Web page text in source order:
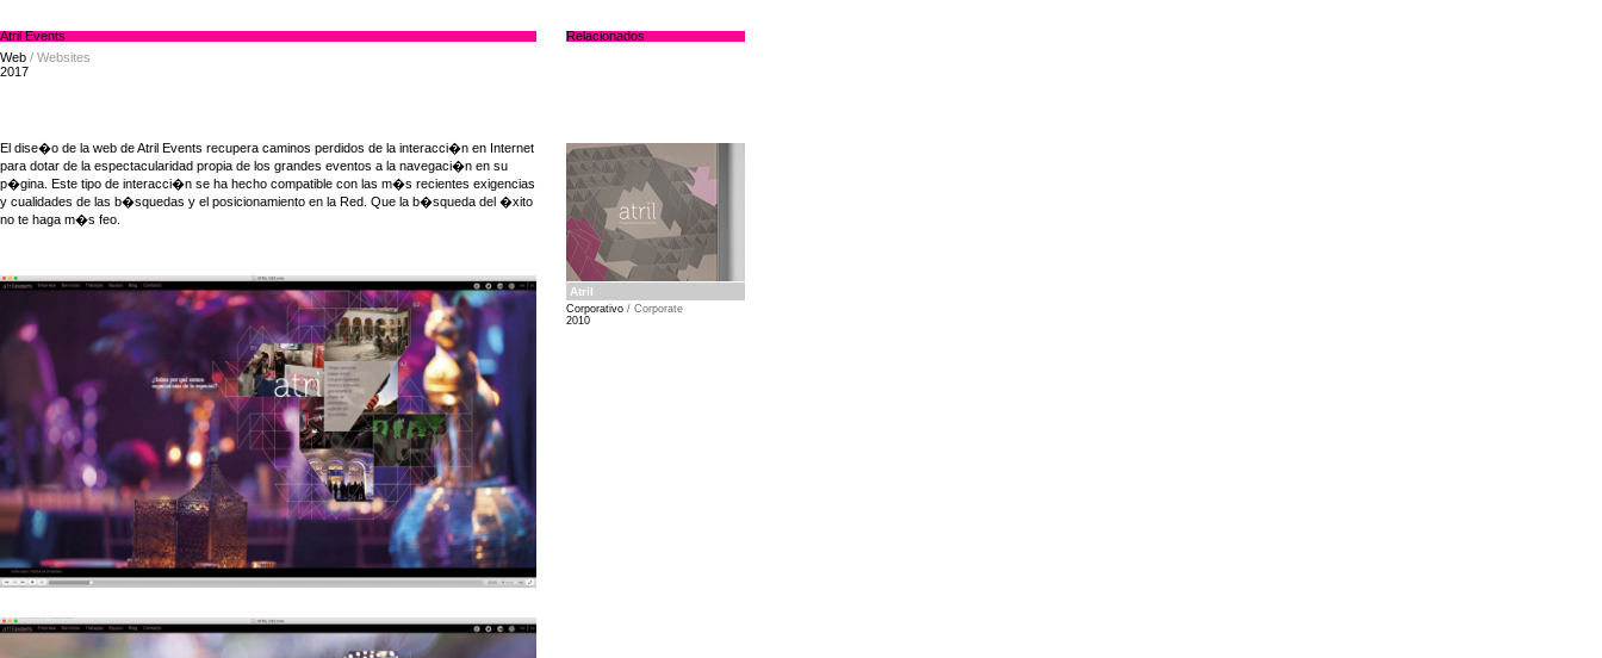
Atril Events
Web / Websites
2017
El dise�o de la web de Atril Events recupera caminos perdidos de la interacci�n en Internet
para dotar de la espectacularidad propia de los grandes eventos a la navegaci�n en su
p�gina. Este tipo de interacci�n se ha hecho compatible con las m�s recientes exigencias
y cualidades de las b�squedas y el posicionamiento en la Red. Que la b�squeda del �xito
no te haga m�s feo.
Relacionados
Atril
Corporativo / Corporate
2010